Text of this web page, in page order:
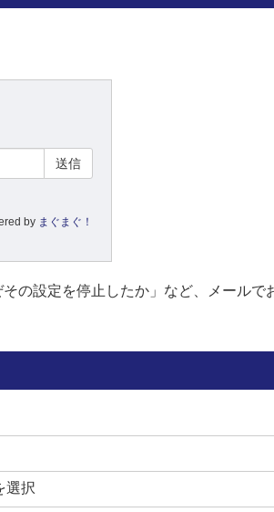
by まぐまぐ！
の設定を停止したか」など、メールで
選択